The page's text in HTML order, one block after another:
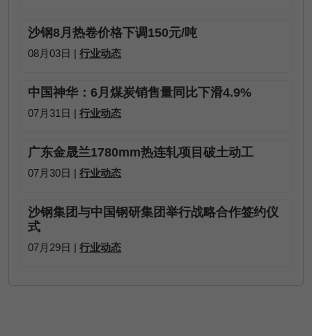
沙钢8月热卷价格下调150元/吨
08月03日 | 行业动态
中国神华：6月煤炭销售量同比下滑4.9%
07月31日 | 行业动态
广东金晟兰1780mm热连轧项目破土动工
07月30日 | 行业动态
沙钢集团与中国钢研集团举行战略合作签约仪
式
07月29日 | 行业动态